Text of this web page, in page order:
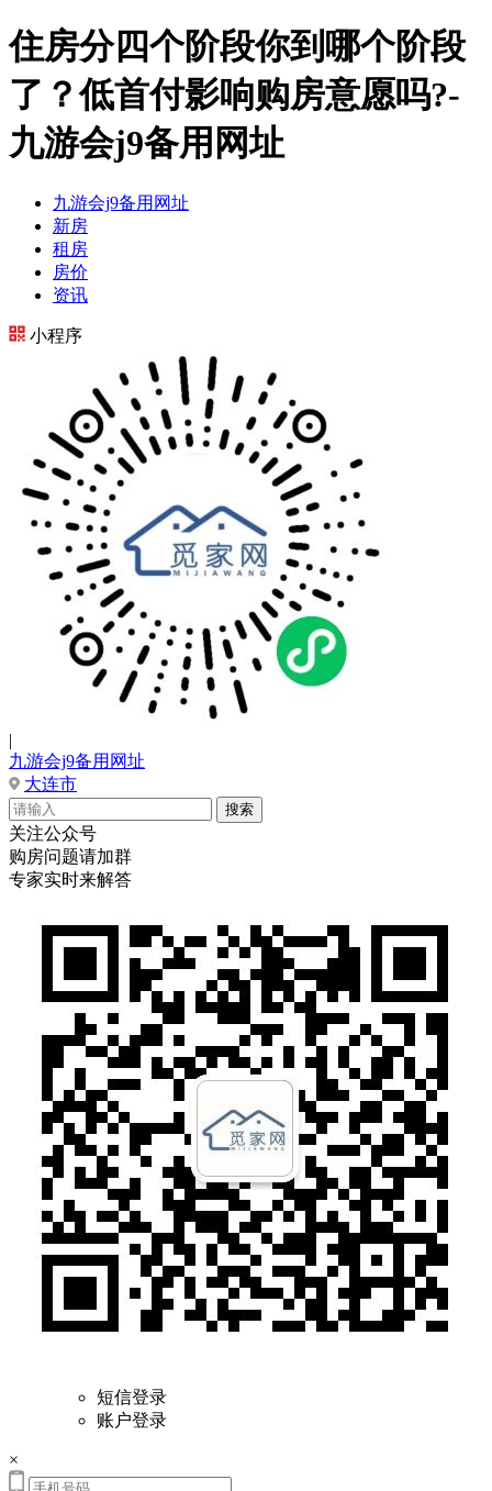
住房分四个阶段你到哪个阶段
了？低首付影响购房意愿吗?-
九游会j9备用网址
九游会j9备用网址
新房
租房
房价
资讯
小程序
|
九游会j9备用网址
大连市
关注公众号
购房问题请加群
专家实时来解答
短信登录
账户登录
×